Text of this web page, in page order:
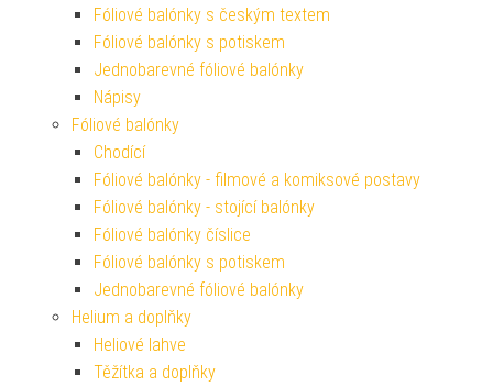
Fóliové balónky s českým textem
Fóliové balónky s potiskem
Jednobarevné fóliové balónky
Nápisy
Fóliové balónky
Chodící
Fóliové balónky - filmové a komiksové postavy
Fóliové balónky - stojící balónky
Fóliové balónky číslice
Fóliové balónky s potiskem
Jednobarevné fóliové balónky
Helium a doplňky
Heliové lahve
Těžítka a doplňky